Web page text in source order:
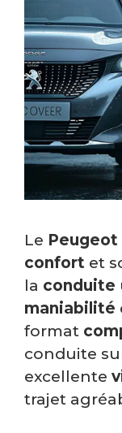
Le Peugeot
confort et
la conduite
maniabilité
format
conduite
excellente
trajet